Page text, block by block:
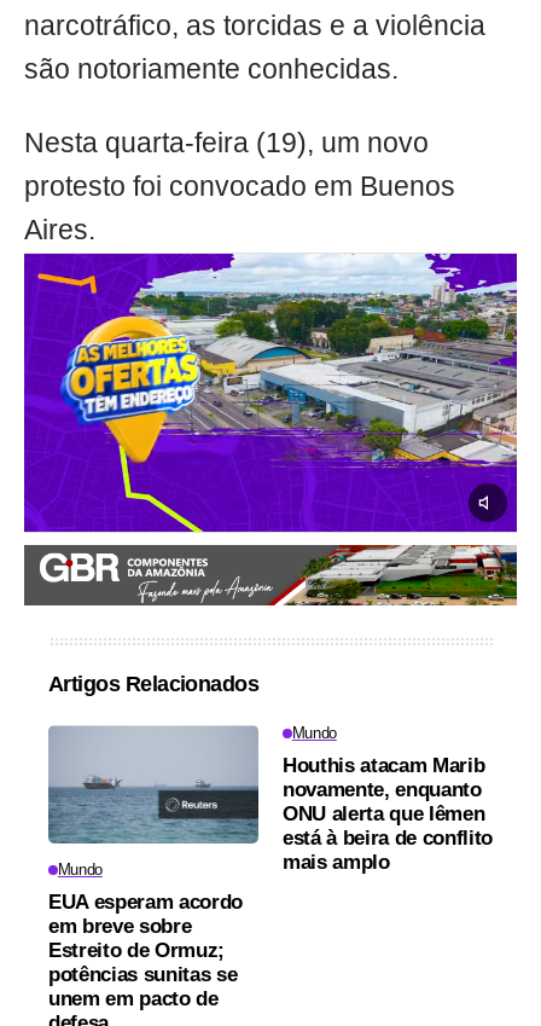
narcotráfico, as torcidas e a violência
são notoriamente conhecidas.
Nesta quarta-feira (19), um novo
protesto foi convocado em Buenos
Aires.
Artigos Relacionados
Mundo
EUA esperam acordo
em breve sobre
Estreito de Ormuz;
potências sunitas se
unem em pacto de
Mundo
Houthis atacam Marib
novamente, enquanto
ONU alerta que Iêmen
está à beira de conflito
mais amplo